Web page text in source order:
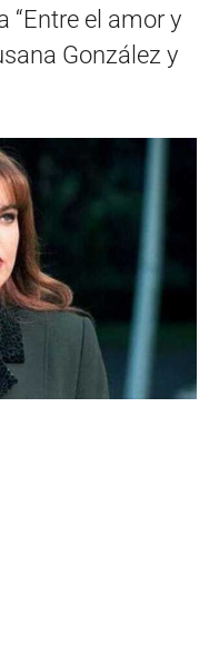
“Entre el amor y
González y